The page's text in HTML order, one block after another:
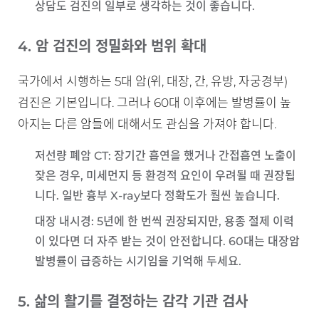
상담도 검진의 일부로 생각하는 것이 좋습니다.
4. 암 검진의 정밀화와 범위 확대
국가에서 시행하는 5대 암(위, 대장, 간, 유방, 자궁경부)
검진은 기본입니다. 그러나 60대 이후에는 발병률이 높
아지는 다른 암들에 대해서도 관심을 가져야 합니다.
저선량 폐암 CT: 장기간 흡연을 했거나 간접흡연 노출이
잦은 경우, 미세먼지 등 환경적 요인이 우려될 때 권장됩
니다. 일반 흉부 X-ray보다 정확도가 훨씬 높습니다.
대장 내시경: 5년에 한 번씩 권장되지만, 용종 절제 이력
이 있다면 더 자주 받는 것이 안전합니다. 60대는 대장암
발병률이 급증하는 시기임을 기억해 두세요.
5. 삶의 활기를 결정하는 감각 기관 검사